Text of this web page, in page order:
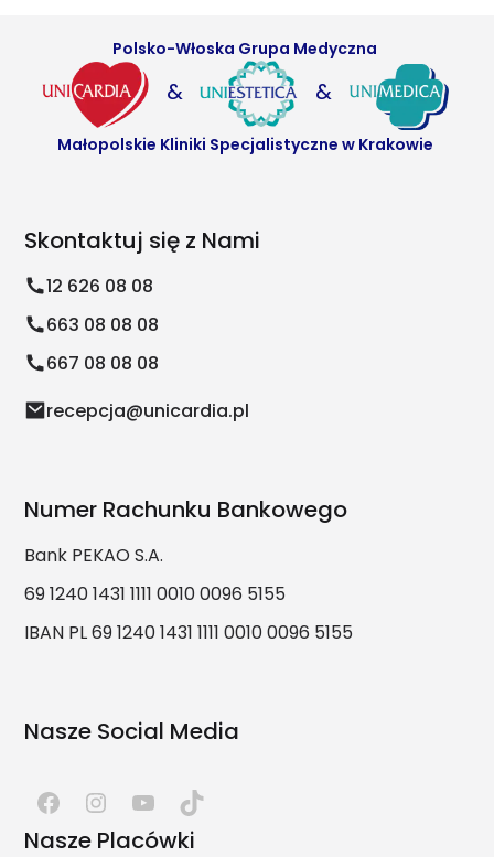
Polsko-Włoska Grupa Medyczna
& &
Małopolskie Kliniki Specjalistyczne w Krakowie
Skontaktuj się z Nami
12 626 08 08
663 08 08 08
667 08 08 08
recepcja@unicardia.pl
Numer Rachunku Bankowego
Bank PEKAO S.A.
69 1240 1431 1111 0010 0096 5155
IBAN PL 69 1240 1431 1111 0010 0096 5155
Nasze Social Media
Nasze Placówki